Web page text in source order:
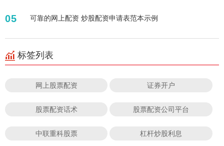
05 可靠的网上配资 炒股配资申请表范本示例
标签列表
网上股票配资 证券开户
股票配资话术 股票配资公司平台
中联重科股票 杠杆炒股利息